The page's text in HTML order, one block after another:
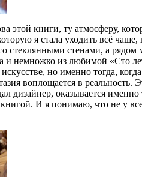
этой книги, ту атмосферу,
я стала уходить всё
стеклянными стенами, а
и немножко из любимой «Сто
но именно тогда,
воплощается в
дизайнер, оказывается
И я понимаю, что не у